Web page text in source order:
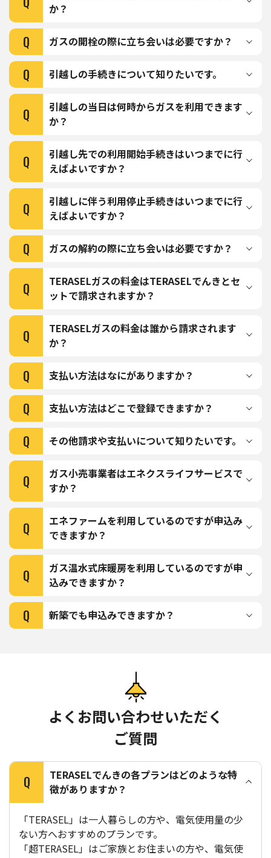
か？
Q ガスの開栓の際に立ち会いは必要ですか？
Q 引越しの手続きについて知りたいです。
Q
引越しの当日は何時からガスを利用できます
か？
Q
引越し先での利用開始手続きはいつまでに行
えばよいですか？
Q
引越しに伴う利用停止手続きはいつまでに行
えばよいですか？
Q ガスの解約の際に立ち会いは必要ですか？
Q
TERASELガスの料金はTERASELでんきとセ
ットで請求されますか？
Q
TERASELガスの料金は誰から請求されます
か？
Q 支払い方法はなにがありますか？
Q 支払い方法はどこで登録できますか？
Q その他請求や支払いについて知りたいです。
Q
ガス小売事業者はエネクスライフサービスで
すか？
Q
エネファームを利用しているのですが申込み
できますか？
Q
ガス温水式床暖房を利用しているのですが申
込みできますか？
Q 新築でも申込みできますか？
よくお問い合わせいただく
ご質問
Q
TERASELでんきの各プランはどのような特
徴がありますか？
「TERASEL」は一人暮らしの方や、電気使用量の少
ない方へおすすめのプランです。
「超TERASEL」はご家族とお住まいの方や、電気使